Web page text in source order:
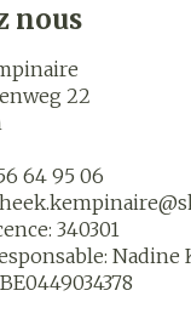
nous
22
64 95 06
340301
Nadine
BE0449034378